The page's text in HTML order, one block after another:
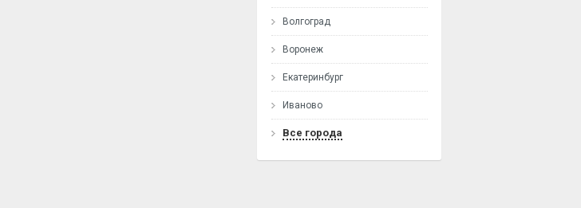
Волгоград
Воронеж
Екатеринбург
Иваново
Все города